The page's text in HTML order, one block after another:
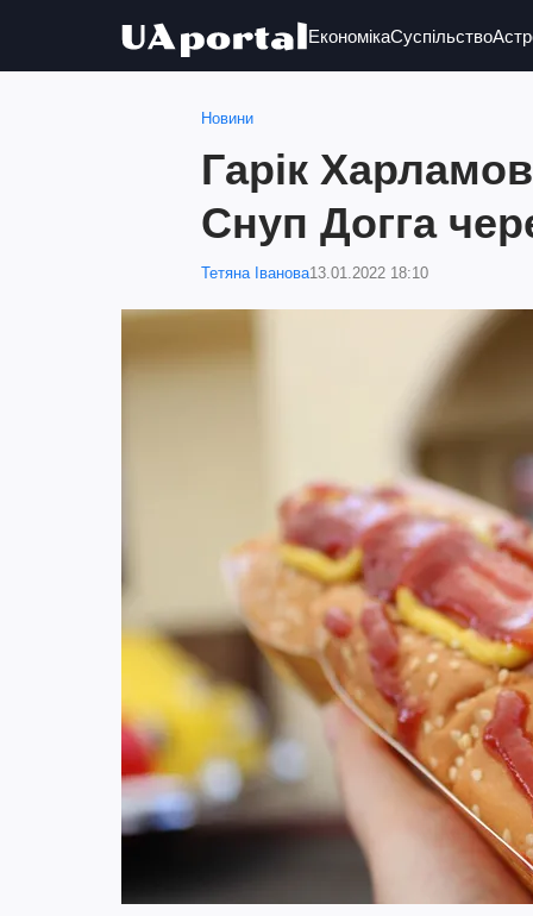
ЕкономікаСуспільство
Новини
Гарік
Снуп Догга
Тетяна Іванова13.01.2022 18:10